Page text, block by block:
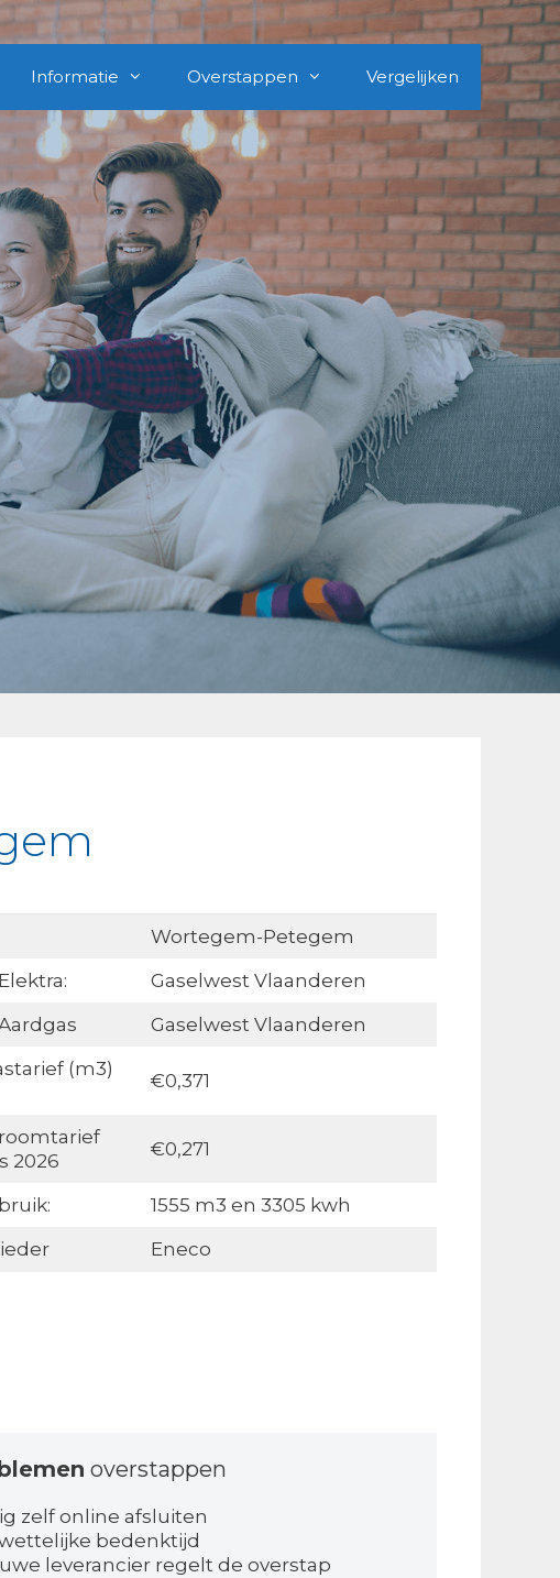
Informatie Overstappen Vergelijken
Wortegem-Petegem
Gaselwest Vlaanderen
Gaselwest Vlaanderen
(m3)
€0,371
2026
€0,271
1555 m3 en 3305 kwh
Eneco
overstappen
zelf online afsluiten
bedenktijd
leverancier regelt de overstap